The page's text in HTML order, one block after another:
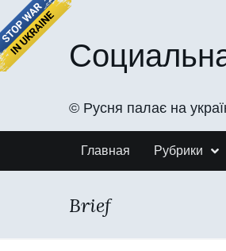
©️ Русня палає на
Главная Рубрики
Brief